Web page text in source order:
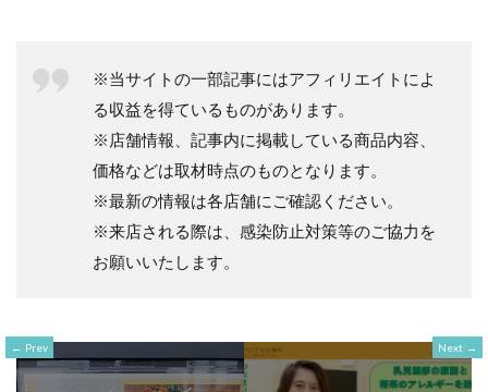
※当サイトの一部記事にはアフィリエイトによ
る収益を得ているものがあります。
※店舗情報、記事内に掲載している商品内容、
価格などは取材時点のものとなります。
※最新の情報は各店舗にご確認ください。
※来店される際は、感染防止対策等のご協力を
お願いいたします。
Prev Next